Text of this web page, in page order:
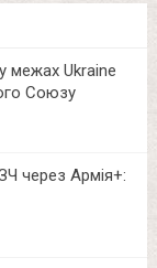
межах Ukraine
Союзу
через Армія+: